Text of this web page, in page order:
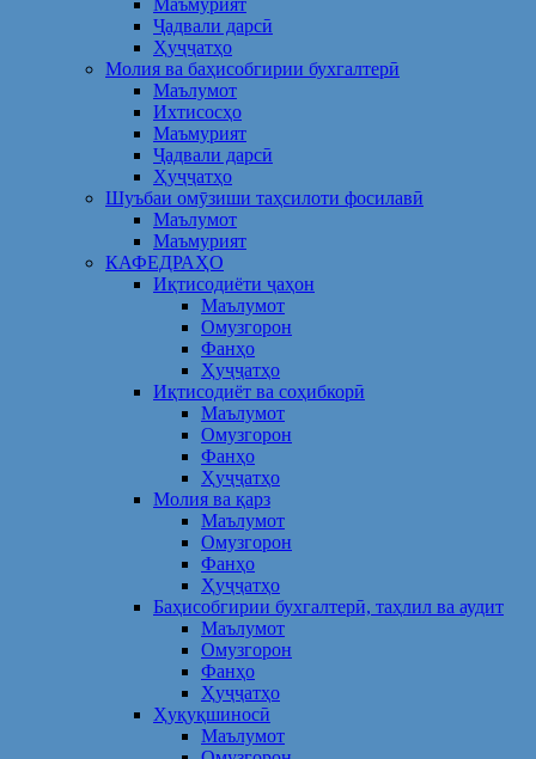
Маъмурият
Ҷадвали дарсӣ
Ҳуҷҷатҳо
Молия ва баҳисобгирии бухгалтерӣ
Маълумот
Ихтисосҳо
Маъмурият
Ҷадвали дарсӣ
Ҳуҷҷатҳо
Шуъбаи омӯзиши таҳсилоти фосилавӣ
Маълумот
Маъмурият
КАФЕДРАҲО
Иқтисодиёти ҷаҳон
Маълумот
Омузгорон
Фанҳо
Ҳуҷҷатҳо
Иқтисодиёт ва соҳибкорӣ
Маълумот
Омузгорон
Фанҳо
Ҳуҷҷатҳо
Молия ва қарз
Маълумот
Омузгорон
Фанҳо
Ҳуҷҷатҳо
Баҳисобгирии бухгалтерӣ, таҳлил ва аудит
Маълумот
Омузгорон
Фанҳо
Ҳуҷҷатҳо
Ҳуқуқшиносӣ
Маълумот